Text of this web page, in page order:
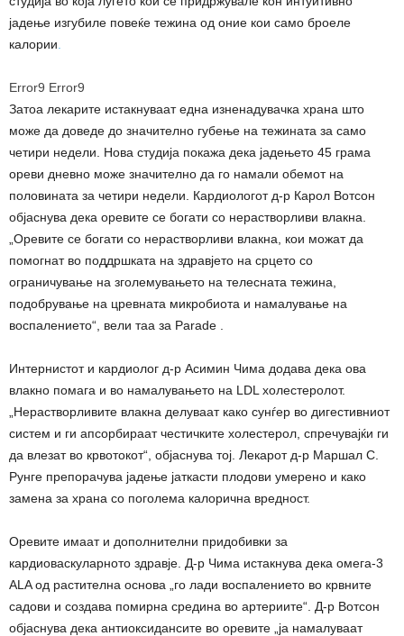
јадење изгубиле повеќе тежина од оние кои само броеле
калории
Error9 Error9
Затоа лекарите истакнуваат една изненадувачка храна што
може да доведе до значително губење на тежината за само
четири недели. Нова студија покажа дека јадењето 45 грама
ореви дневно може значително да го намали обемот на
половината за четири недели. Кардиологот д-р Карол Вотсон
објаснува дека оревите се богати со нерастворливи влакна.
„Оревите се богати со нерастворливи влакна, кои можат да
помогнат во поддршката на здравјето на срцето со
ограничување на зголемувањето на телесната тежина,
подобрување на цревната микробиота и намалување на
воспалението“, вели таа за Parade .
Интернистот и кардиолог д-р Асимин Чима додава дека ова
влакно помага и во намалувањето на LDL холестеролот.
„Нерастворливите влакна делуваат како сунѓер во дигестивниот
систем и ги апсорбираат честичките холестерол, спречувајќи ги
да влезат во крвотокот“, објаснува тој. Лекарот д-р Маршал С.
Рунге препорачува јадење јаткасти плодови умерено и како
замена за храна со поголема калорична вредност.
Оревите имаат и дополнителни придобивки за
кардиоваскуларното здравје. Д-р Чима истакнува дека омега-3
ALA од растителна основа „го лади воспалението во крвните
садови и создава помирна средина во артериите“. Д-р Вотсон
објаснува дека антиоксидансите во оревите „ја намалуваат